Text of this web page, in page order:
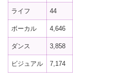
ライフ 44
ボーカル 4,646
ダンス 3,858
ビジュアル 7,174